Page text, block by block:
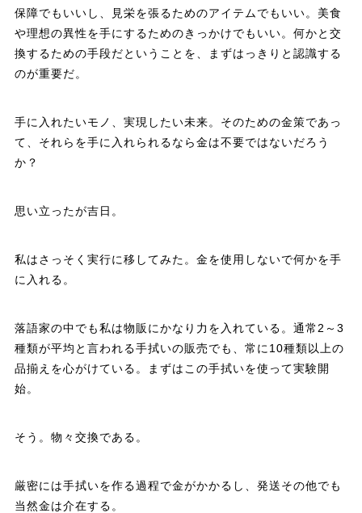
保障でもいいし、見栄を張るためのアイテムでもいい。美食
や理想の異性を手にするためのきっかけでもいい。何かと交
換するための手段だということを、まずはっきりと認識する
のが重要だ。
手に入れたいモノ、実現したい未来。そのための金策であっ
て、それらを手に入れられるなら金は不要ではないだろう
か？
思い立ったが吉日。
私はさっそく実行に移してみた。金を使用しないで何かを手
に入れる。
落語家の中でも私は物販にかなり力を入れている。通常2～3
種類が平均と言われる手拭いの販売でも、常に10種類以上の
品揃えを心がけている。まずはこの手拭いを使って実験開
始。
そう。物々交換である。
厳密には手拭いを作る過程で金がかかるし、発送その他でも
当然金は介在する。